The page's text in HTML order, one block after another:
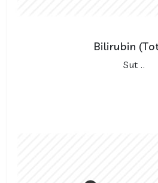
Bilirubin
Sut ..